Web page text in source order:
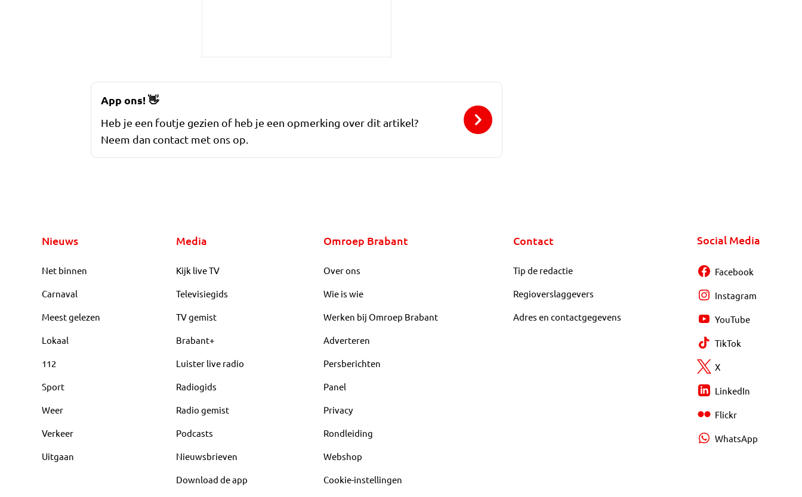
App ons!👋
Heb je een foutje gezien of heb je een opmerking over dit artikel?
Neem dan contact met ons op.
Nieuws
Net binnen
Carnaval
Meest gelezen
Lokaal
112
Sport
Weer
Verkeer
Uitgaan
Media
Kijk live TV
Televisiegids
TV gemist
Brabant+
Luister live radio
Radiogids
Radio gemist
Podcasts
Nieuwsbrieven
Download de app
Omroep Brabant
Over ons
Wie is wie
Werken bij Omroep Brabant
Adverteren
Persberichten
Panel
Privacy
Rondleiding
Webshop
Cookie-instellingen
Contact
Tip de redactie
Regioverslaggevers
Adres en contactgegevens
Social Media
Facebook
Instagram
YouTube
TikTok
X
LinkedIn
Flickr
WhatsApp